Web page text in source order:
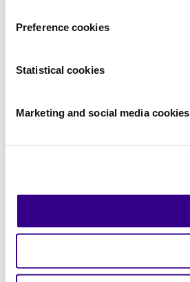
Preference cookies
Statistical cookies
Marketing and social media cookies